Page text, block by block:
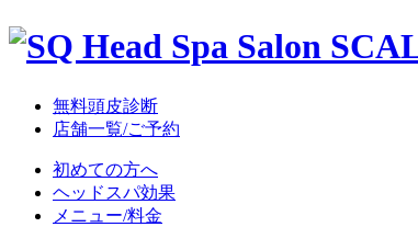
無料頭皮診断
店舗一覧/ご予約
初めての方へ
ヘッドスパ効果
メニュー/料金